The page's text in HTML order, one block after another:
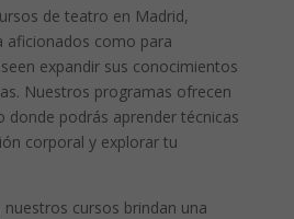
de teatro en Madrid,
aficionados como para
expandir sus conocimientos
Nuestros programas ofrecen
donde podrás aprender técnicas
corporal y explorar tu
cursos brindan una